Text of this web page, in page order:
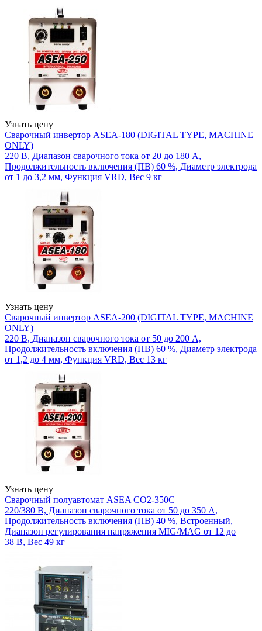
Узнать цену
Сварочный инвертор ASEA-180 (DIGITAL TYPE, MACHINE
ONLY)
220 В, Диапазон сварочного тока от 20 до 180 А,
Продолжительность включения (ПВ) 60 %, Диаметр электрода
от 1 до 3,2 мм, Функция VRD, Вес 9 кг
Узнать цену
Сварочный инвертор ASEA-200 (DIGITAL TYPE, MACHINE
ONLY)
220 В, Диапазон сварочного тока от 50 до 200 А,
Продолжительность включения (ПВ) 60 %, Диаметр электрода
от 1,2 до 4 мм, Функция VRD, Вес 13 кг
Узнать цену
Сварочный полуавтомат ASEA CO2-350C
220/380 В, Диапазон сварочного тока от 50 до 350 А,
Продолжительность включения (ПВ) 40 %, Встроенный,
Диапазон регулирования напряжения MIG/MAG от 12 до
38 В, Вес 49 кг